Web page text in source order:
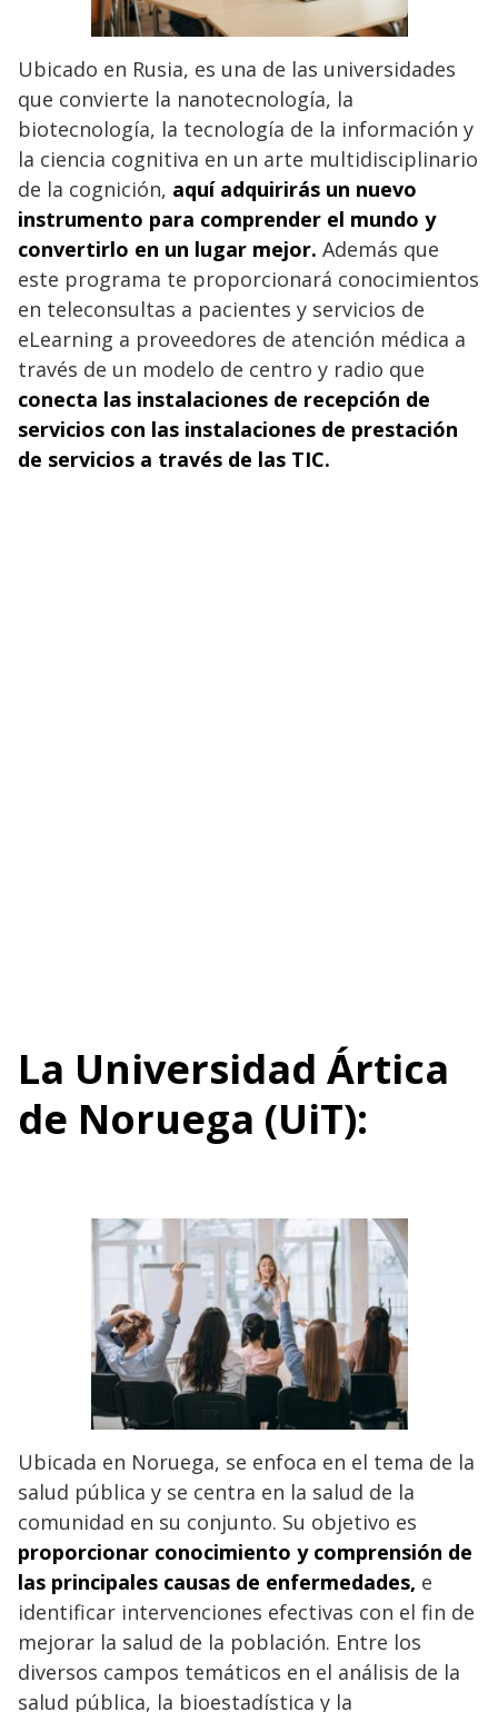
Ubicado en Rusia, es una de las universidades
que convierte la nanotecnología, la
biotecnología, la tecnología de la información y
la ciencia cognitiva en un arte multidisciplinario
de la cognición, aquí adquirirás un nuevo
instrumento para comprender el mundo y
convertirlo en un lugar mejor. Además que
este programa te proporcionará conocimientos
en teleconsultas a pacientes y servicios de
eLearning a proveedores de atención médica a
través de un modelo de centro y radio que
conecta las instalaciones de recepción de
servicios con las instalaciones de prestación
de servicios a través de las TIC.
La Universidad Ártica
de Noruega (UiT):
Ubicada en Noruega, se enfoca en el tema de la
salud pública y se centra en la salud de la
comunidad en su conjunto. Su objetivo es
proporcionar conocimiento y comprensión de
las principales causas de enfermedades, e
identificar intervenciones efectivas con el fin de
mejorar la salud de la población. Entre los
diversos campos temáticos en el análisis de la
salud pública, la bioestadística y la